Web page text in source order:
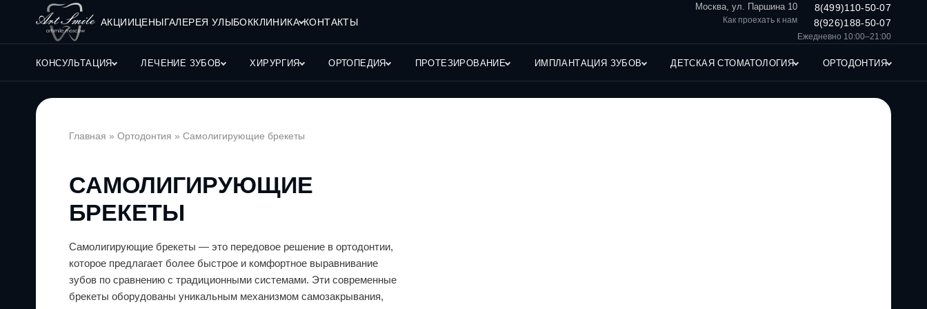
АКЦИИЦЕНЫГАЛЕРЕЯ УЛЫБОККЛИНИКА КОНТАКТЫ
Москва, ул. Паршина 10
Как проехать к нам
8(499)110-50-07
8(926)188-50-07
Ежедневно 10:00–21:00
КОНСУЛЬТАЦИЯ ЛЕЧЕНИЕ ЗУБОВ ХИРУРГИЯ ОРТОПЕДИЯ ПРОТЕЗИРОВАНИЕ ИМПЛАНТАЦИЯ ЗУБОВ ДЕТСКАЯ СТОМАТОЛОГИЯ ОРТОДОНТИЯ
Главная » Ортодонтия » Самолигирующие брекеты
САМОЛИГИРУЮЩИЕ
БРЕКЕТЫ
Самолигирующие брекеты — это передовое решение в ортодонтии,
которое предлагает более быстрое и комфортное выравнивание
зубов по сравнению с традиционными системами. Эти современные
брекеты оборудованы уникальным механизмом самозакрывания,